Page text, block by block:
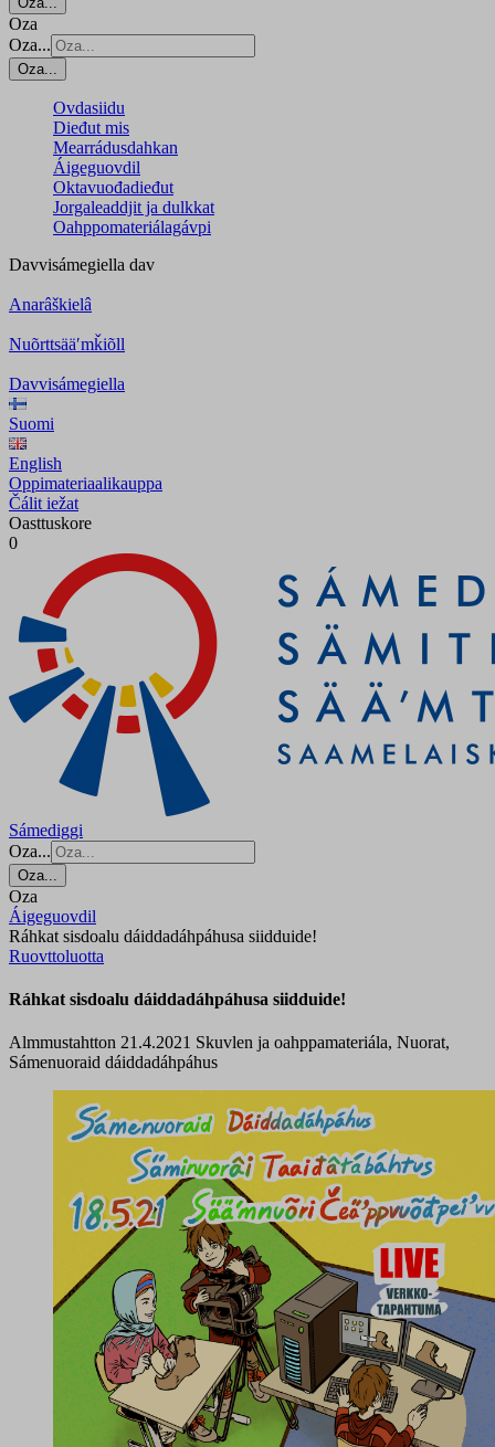
Oza
Oza...
Oza...
Ovdasiidu
Dieđut mis
Mearrádusdahkan
Áigeguovdil
Oktavuođadieđut
Jorgaleaddjit ja dulkkat
Oahppomateriálagávpi
Davvisámegiella dav
Anarâškielâ
Nuõrttsääʹmǩiõll
Davvisámegiella
Suomi
English
Oppimateriaalikauppa
Čálit iežat
Oasttuskore
0
Sámediggi
Oza...
Oza...
Oza
Áigeguovdil
Ráhkat sisdoalu dáiddadáhpáhusa siidduide!
Ruovttoluotta
Ráhkat sisdoalu dáiddadáhpáhusa siidduide!
Almmustahtton 21.4.2021 Skuvlen ja oahppamateriála, Nuorat,
Sámenuoraid dáiddadáhpáhus